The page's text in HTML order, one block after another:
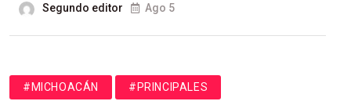
Segundo editor Ago 5
#MICHOACÁN #PRINCIPALES